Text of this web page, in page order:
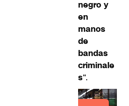
negro y
en
manos
de
bandas
criminale
s“.